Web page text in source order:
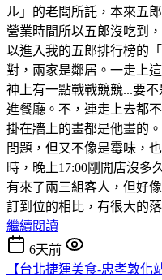
ル」的老闆所託，本來五
營業時間所以五郎沒吃到
以進入我的五郎排行榜的「
對，兩家是鄰居。一走上
神上有一點戰戰競競...要
進餐廳。不，連走上去都
掛在牆上的畫都是他畫的
問題，但又不像是霉味，
時，晚上17:00剛開店沒多
有來了兩三組客人，但好
訂到位的相比，有很大的落
繼續閱讀
6天前
【台北捷運美食-忠孝敦化